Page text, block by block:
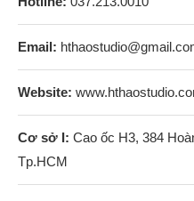
Email:
Website:
Cơ sở I: Cao ốc H3, 384
Tp.HCM